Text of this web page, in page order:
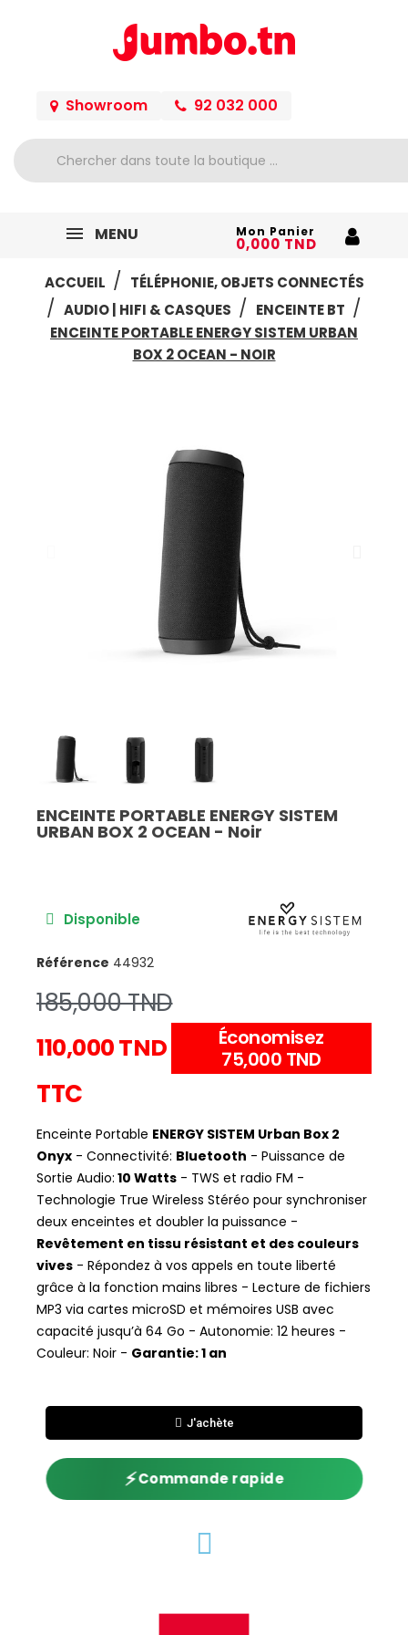
Showroom 92 032 000
MENU Mon Panier
0,000 TND
ACCUEIL
TÉLÉPHONIE, OBJETS CONNECTÉS
AUDIO | HIFI & CASQUES
ENCEINTE BT
ENCEINTE PORTABLE ENERGY SISTEM URBAN
BOX 2 OCEAN - NOIR
ENCEINTE PORTABLE ENERGY SISTEM
URBAN BOX 2 OCEAN - Noir
Disponible
Référence 44932
185,000 TND
110,000 TND
Économisez
75,000 TND
TTC
Enceinte Portable ENERGY SISTEM Urban Box 2
Onyx - Connectivité: Bluetooth - Puissance de
Sortie Audio: 10 Watts - TWS et radio FM -
Technologie True Wireless Stéréo pour synchroniser
deux enceintes et doubler la puissance -
Revêtement en tissu résistant et des couleurs
vives - Répondez à vos appels en toute liberté
grâce à la fonction mains libres - Lecture de fichiers
MP3 via cartes microSD et mémoires USB avec
capacité jusqu’à 64 Go - Autonomie: 12 heures -
Couleur: Noir - Garantie: 1 an
J'achète
⚡Commande rapide